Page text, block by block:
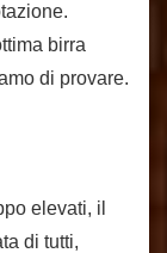
birra
di provare.
elevati, il
di tutti,